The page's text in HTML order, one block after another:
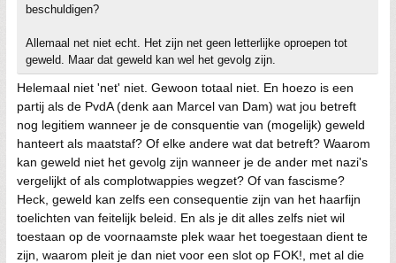
beschuldigen?
Allemaal net niet echt. Het zijn net geen letterlijke oproepen tot
geweld. Maar dat geweld kan wel het gevolg zijn.
Helemaal niet 'net' niet. Gewoon totaal niet. En hoezo is een
partij als de PvdA (denk aan Marcel van Dam) wat jou betreft
nog legitiem wanneer je de consquentie van (mogelijk) geweld
hanteert als maatstaf? Of elke andere wat dat betreft? Waarom
kan geweld niet het gevolg zijn wanneer je de ander met nazi's
vergelijkt of als complotwappies wegzet? Of van fascisme?
Heck, geweld kan zelfs een consequentie zijn van het haarfijn
toelichten van feitelijk beleid. En als je dit alles zelfs niet wil
toestaan op de voornaamste plek waar het toegestaan dient te
zijn, waarom pleit je dan niet voor een slot op FOK!, met al die